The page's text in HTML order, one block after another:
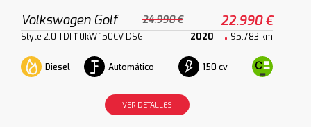
Volkswagen Golf 24.990 € 22.990 €
Style 2.0 TDI 110kW 150CV DSG 2020 95.783 km
Diesel Automático 150 cv
VER DETALLES